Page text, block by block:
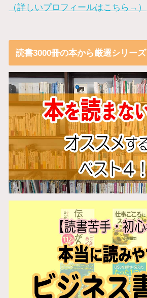
（詳しいプロフィールはこちら→）
読書3000冊の本から厳選シリーズ